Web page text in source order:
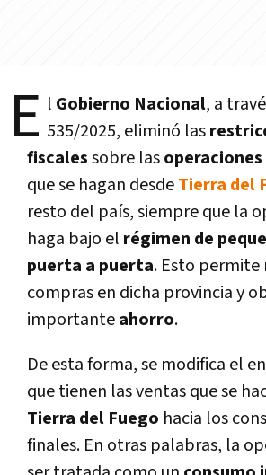
E l Gobierno Nacional, a
535/2025, eliminó las
fiscalessobre las
que se hagan desdeTierra del
resto del país, siempre que la
haga bajo el régimen de
puerta a puerta. Esto permite
compras en dicha provincia y
importanteahorro.
De esta forma, se modifica el
que tienen las ventas que se
Tierra del Fuego hacia los
finales. En otras palabras, la